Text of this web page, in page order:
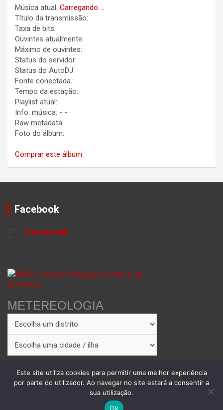
Música atual: Carregando ...
Título da transmissão:
Taxa de bits:
Ouvintes atualmente:
Máximo de ouvintes:
Status do servidor:
Status do AutoDJ:
Fonte conectada.:
Tempo da estação:
Playlist atual:
Info. música: - -
Raw metadata:
Foto do álbum:
Comprar este álbum
Facebook
Facebook
METEREOLOGIA
Copyright © 2026 Theme by:
Proudly Powered by:
Este site utiliza cookies para permitir uma melhor experiência
por parte do utilizador. Ao navegar no site estará a consentir a
sua utilização.
Ok